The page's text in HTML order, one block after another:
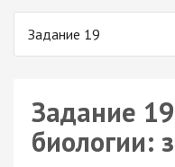
Задание 19
Задание
биологии: